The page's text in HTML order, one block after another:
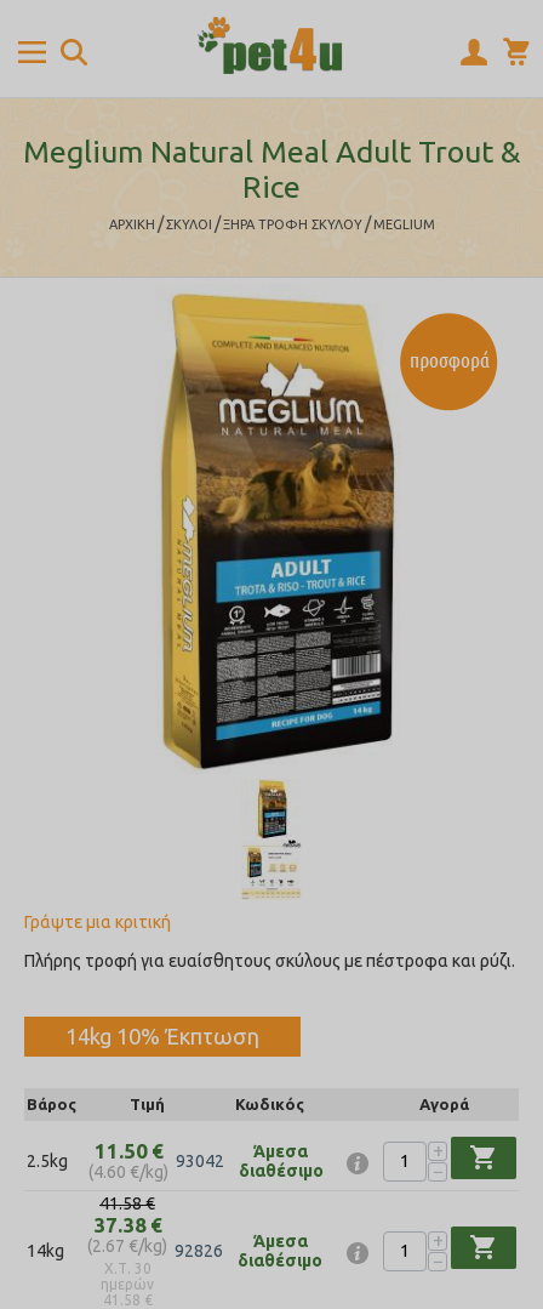
Meglium Natural Meal Adult Trout &
Rice
ΑΡΧΙΚΉ / ΣΚΥΛΟΙ / ΞΗΡΑ ΤΡΟΦΗ ΣΚΥΛΟΥ / MEGLIUM
Γράψτε μια κριτική
Πλήρης τροφή για ευαίσθητους σκύλους με πέστροφα και ρύζι.
14kg 10% Έκπτωση
Βάρος Τιμή Κωδικός Αγορά
2.5kg 11.50 €
(4.60 €/kg)
93042
Άμεσα
διαθέσιμο
+
−
shopping_cart
14kg
41.58€
37.38 €
(2.67 €/kg)
Χ.Τ. 30
ημερών
41.58 €
92826
Άμεσα
διαθέσιμο
+
−
shopping_cart